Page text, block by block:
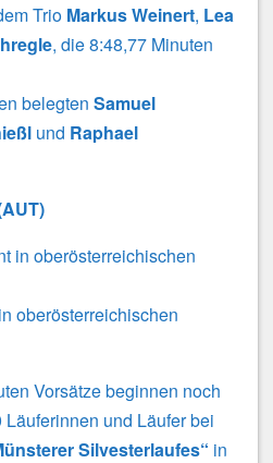
Trio Markus Weinert, Lea
, die 8:48,77 Minuten
belegten Samuel
und Raphael
oberösterreichischen
Vorsätze beginnen noch
und Läufer bei
Silvesterlaufes“ in